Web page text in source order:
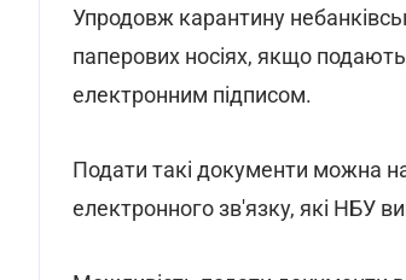
Упродовж карантину
паперових носіях, якщо
електронним підписом.
Подати такі документи можна
електронного зв'язку, які НБУ